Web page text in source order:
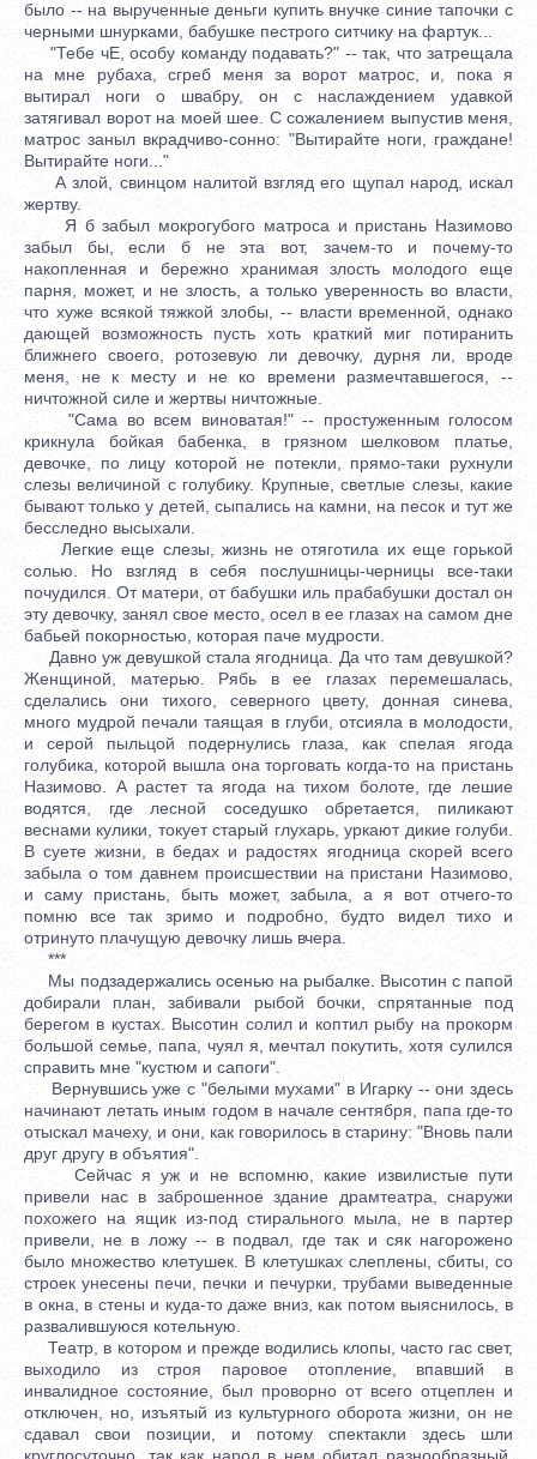
было -- на вырученные деньги купить внучке синие тапочки с
черными шнурками, бабушке пестрого ситчику на фартук...
"Тебе чЕ, особу команду подавать?" -- так, что затрещала
на мне рубаха, сгреб меня за ворот матрос, и, пока я
вытирал ноги о швабру, он с наслаждением удавкой
затягивал ворот на моей шее. С сожалением выпустив меня,
матрос заныл вкрадчиво-сонно: "Вытирайте ноги, граждане!
Вытирайте ноги..."
А злой, свинцом налитой взгляд его щупал народ, искал
жертву.
Я б забыл мокрогубого матроса и пристань Назимово
забыл бы, если б не эта вот, зачем-то и почему-то
накопленная и бережно хранимая злость молодого еще
парня, может, и не злость, а только уверенность во власти,
что хуже всякой тяжкой злобы, -- власти временной, однако
дающей возможность пусть хоть краткий миг потиранить
ближнего своего, ротозевую ли девочку, дурня ли, вроде
меня, не к месту и не ко времени размечтавшегося, --
ничтожной силе и жертвы ничтожные.
"Сама во всем виноватая!" -- простуженным голосом
крикнула бойкая бабенка, в грязном шелковом платье,
девочке, по лицу которой не потекли, прямо-таки рухнули
слезы величиной с голубику. Крупные, светлые слезы, какие
бывают только у детей, сыпались на камни, на песок и тут же
бесследно высыхали.
Легкие еще слезы, жизнь не отяготила их еще горькой
солью. Но взгляд в себя послушницы-черницы все-таки
почудился. От матери, от бабушки иль прабабушки достал он
эту девочку, занял свое место, осел в ее глазах на самом дне
бабьей покорностью, которая паче мудрости.
Давно уж девушкой стала ягодница. Да что там девушкой?
Женщиной, матерью. Рябь в ее глазах перемешалась,
сделались они тихого, северного цвету, донная синева,
много мудрой печали таящая в глуби, отсияла в молодости,
и серой пыльцой подернулись глаза, как спелая ягода
голубика, которой вышла она торговать когда-то на пристань
Назимово. А растет та ягода на тихом болоте, где лешие
водятся, где лесной соседушко обретается, пиликают
веснами кулики, токует старый глухарь, уркают дикие голуби.
В суете жизни, в бедах и радостях ягодница скорей всего
забыла о том давнем происшествии на пристани Назимово,
и саму пристань, быть может, забыла, а я вот отчего-то
помню все так зримо и подробно, будто видел тихо и
отринуто плачущую девочку лишь вчера.
***
Мы подзадержались осенью на рыбалке. Высотин с папой
добирали план, забивали рыбой бочки, спрятанные под
берегом в кустах. Высотин солил и коптил рыбу на прокорм
большой семье, папа, чуял я, мечтал покутить, хотя сулился
справить мне "кустюм и сапоги".
Вернувшись уже с "белыми мухами" в Игарку -- они здесь
начинают летать иным годом в начале сентября, папа где-то
отыскал мачеху, и они, как говорилось в старину: "Вновь пали
друг другу в объятия".
Сейчас я уж и не вспомню, какие извилистые пути
привели нас в заброшенное здание драмтеатра, снаружи
похожего на ящик из-под стирального мыла, не в партер
привели, не в ложу -- в подвал, где так и сяк нагорожено
было множество клетушек. В клетушках слеплены, сбиты, со
строек унесены печи, печки и печурки, трубами выведенные
в окна, в стены и куда-то даже вниз, как потом выяснилось, в
развалившуюся котельную.
Театр, в котором и прежде водились клопы, часто гас свет,
выходило из строя паровое отопление, впавший в
инвалидное состояние, был проворно от всего отцеплен и
отключен, но, изъятый из культурного оборота жизни, он не
сдавал свои позиции, и потому спектакли здесь шли
круглосуточно, так как народ в нем обитал разнообразный,